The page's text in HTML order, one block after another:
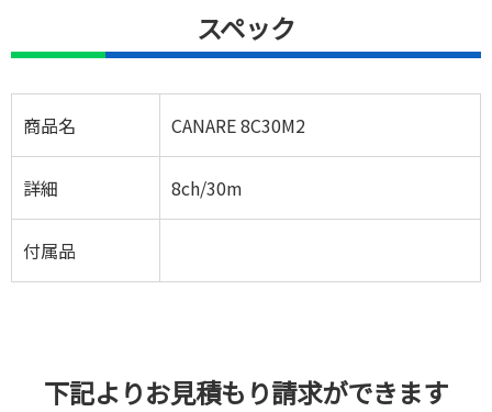
スペック
商品名 CANARE 8C30M2
詳細 8ch/30m
付属品
下記よりお見積もり請求ができます